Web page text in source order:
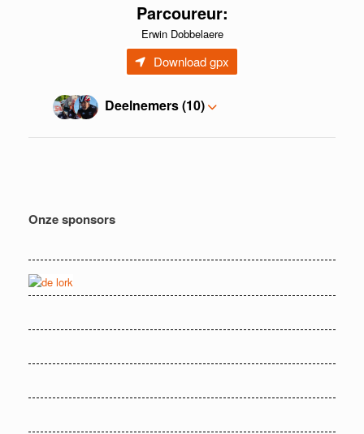
Parcoureur:
Erwin Dobbelaere
Download gpx
Deelnemers (10)
Onze sponsors